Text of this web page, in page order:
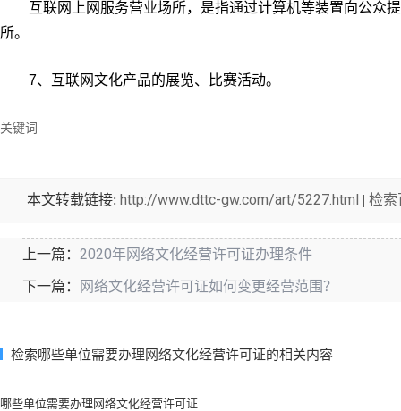
互联网上网服务营业场所，是指通过计算机等装置向公众
所。
7、互联网文化产品的展览、比赛活动。
关键词
本文转载链接: http://www.dttc-gw.com/art/5227.html | 检索
上一篇： 2020年网络文化经营许可证办理条件
下一篇： 网络文化经营许可证如何变更经营范围？
检索哪些单位需要办理网络文化经营许可证的相关内容
哪些单位需要办理网络文化经营许可证